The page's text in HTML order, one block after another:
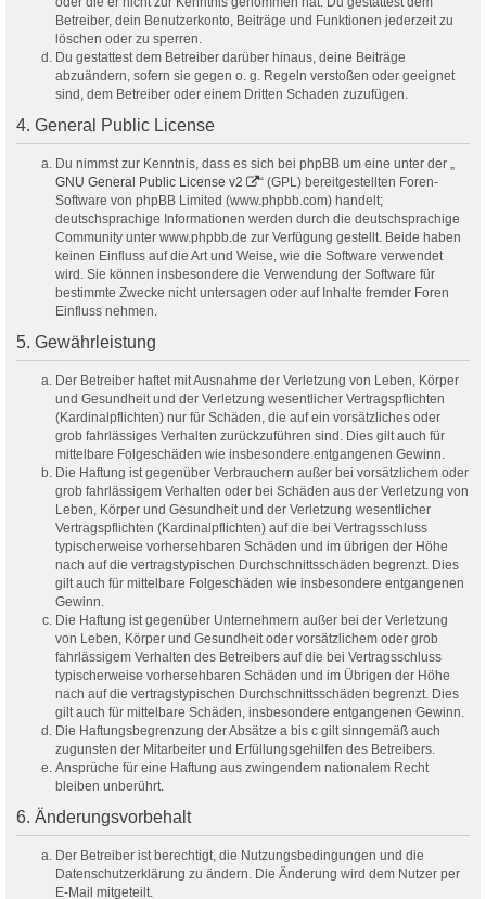
Betreiber, dein Benutzerkonto, Beiträge und Funktionen jederzeit zu
löschen oder zu sperren.
Du gestattest dem Betreiber darüber hinaus, deine Beiträge
abzuändern, sofern sie gegen o. g. Regeln verstoßen oder geeignet
sind, dem Betreiber oder einem Dritten Schaden zuzufügen.
4. General Public License
Du nimmst zur Kenntnis, dass es sich bei phpBB um eine unter der „
GNU General Public License v2
“ (GPL) bereitgestellten Foren-
Software von phpBB Limited (www.phpbb.com) handelt;
deutschsprachige Informationen werden durch die deutschsprachige
Community unter www.phpbb.de zur Verfügung gestellt. Beide haben
keinen Einfluss auf die Art und Weise, wie die Software verwendet
wird. Sie können insbesondere die Verwendung der Software für
bestimmte Zwecke nicht untersagen oder auf Inhalte fremder Foren
Einfluss nehmen.
5. Gewährleistung
Der Betreiber haftet mit Ausnahme der Verletzung von Leben, Körper
und Gesundheit und der Verletzung wesentlicher Vertragspflichten
(Kardinalpflichten) nur für Schäden, die auf ein vorsätzliches oder
grob fahrlässiges Verhalten zurückzuführen sind. Dies gilt auch für
mittelbare Folgeschäden wie insbesondere entgangenen Gewinn.
Die Haftung ist gegenüber Verbrauchern außer bei vorsätzlichem oder
grob fahrlässigem Verhalten oder bei Schäden aus der Verletzung von
Leben, Körper und Gesundheit und der Verletzung wesentlicher
Vertragspflichten (Kardinalpflichten) auf die bei Vertragsschluss
typischerweise vorhersehbaren Schäden und im übrigen der Höhe
nach auf die vertragstypischen Durchschnittsschäden begrenzt. Dies
gilt auch für mittelbare Folgeschäden wie insbesondere entgangenen
Gewinn.
Die Haftung ist gegenüber Unternehmern außer bei der Verletzung
von Leben, Körper und Gesundheit oder vorsätzlichem oder grob
fahrlässigem Verhalten des Betreibers auf die bei Vertragsschluss
typischerweise vorhersehbaren Schäden und im Übrigen der Höhe
nach auf die vertragstypischen Durchschnittsschäden begrenzt. Dies
gilt auch für mittelbare Schäden, insbesondere entgangenen Gewinn.
Die Haftungsbegrenzung der Absätze a bis c gilt sinngemäß auch
zugunsten der Mitarbeiter und Erfüllungsgehilfen des Betreibers.
Ansprüche für eine Haftung aus zwingendem nationalem Recht
bleiben unberührt.
6. Änderungsvorbehalt
Der Betreiber ist berechtigt, die Nutzungsbedingungen und die
Datenschutzerklärung zu ändern. Die Änderung wird dem Nutzer per
E-Mail mitgeteilt.